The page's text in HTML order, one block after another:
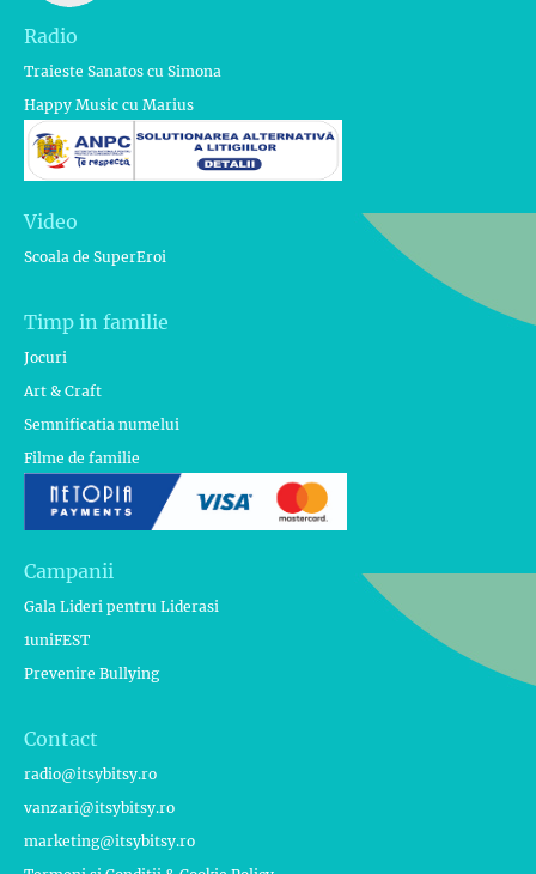
Radio
Traieste Sanatos cu Simona
Happy Music cu Marius
Video
Scoala de SuperEroi
Timp in familie
Jocuri
Art & Craft
Semnificatia numelui
Filme de familie
Campanii
Gala Lideri pentru Liderasi
1uniFEST
Prevenire Bullying
Contact
radio@itsybitsy.ro
vanzari@itsybitsy.ro
marketing@itsybitsy.ro